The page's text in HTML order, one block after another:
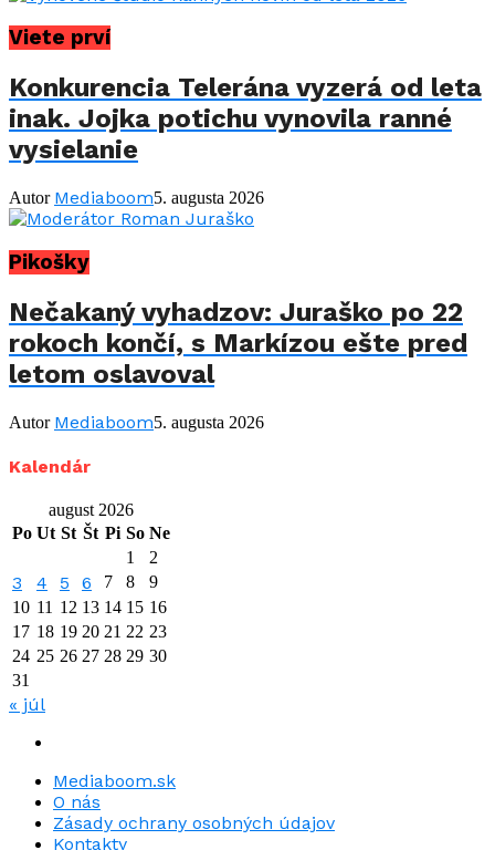
Viete prví
Konkurencia Telerána vyzerá od leta
inak. Jojka potichu vynovila ranné
vysielanie
Autor Mediaboom5. augusta 2026
Pikošky
Nečakaný vyhadzov: Juraško po 22
rokoch končí, s Markízou ešte pred
letom oslavoval
Autor Mediaboom5. augusta 2026
Kalendár
august 2026
Po Ut St Št Pi So Ne
1
2
3 4 5 6 7 8
9
10 11 12 13 14 15 16
17 18 19 20 21 22 23
24 25 26 27 28 29 30
31
« júl
Mediaboom.sk
O nás
Zásady ochrany osobných údajov
Kontakty